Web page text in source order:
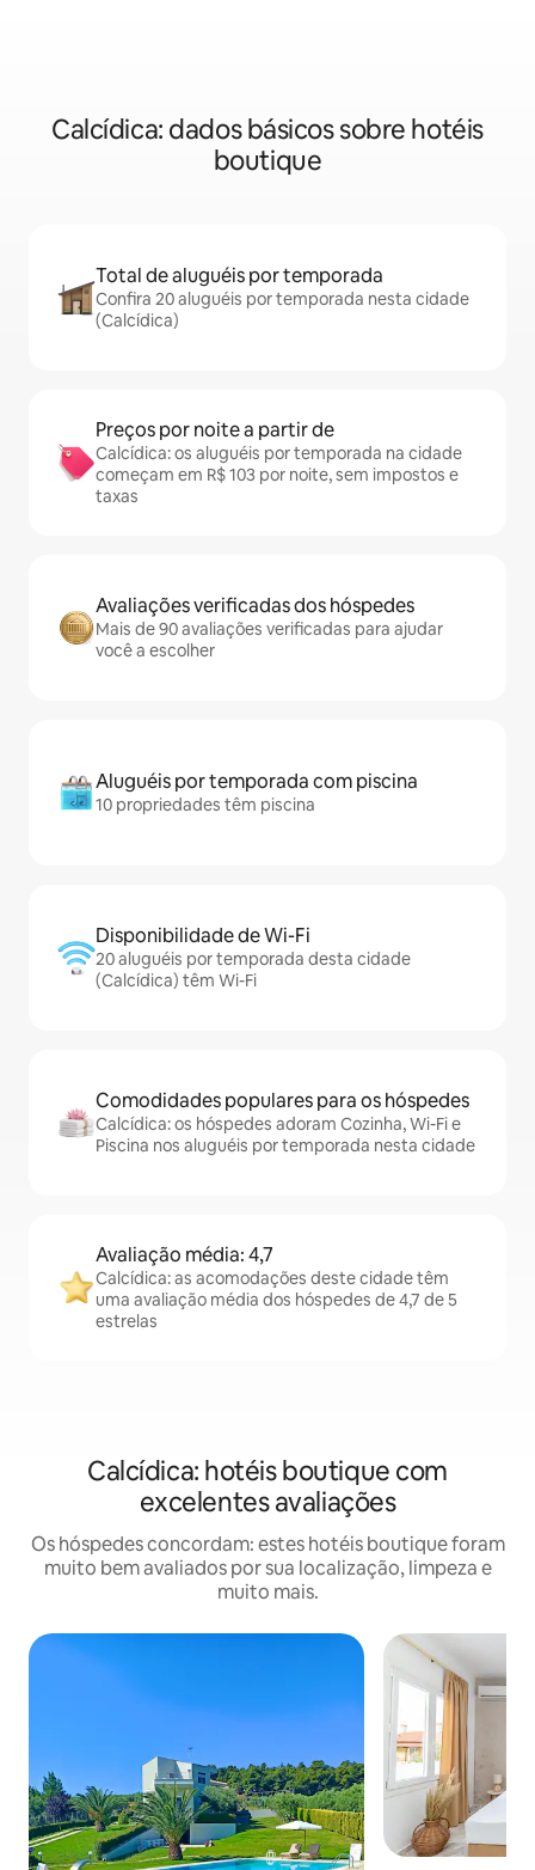
Calcídica: dados básicos sobre hotéis
boutique
Total de aluguéis por temporada
Confira 20 aluguéis por temporada nesta cidade
(Calcídica)
Preços por noite a partir de
Calcídica: os aluguéis por temporada na cidade
começam em R$ 103 por noite, sem impostos e
taxas
Avaliações verificadas dos hóspedes
Mais de 90 avaliações verificadas para ajudar
você a escolher
Aluguéis por temporada com piscina
10 propriedades têm piscina
Disponibilidade de Wi-Fi
20 aluguéis por temporada desta cidade
(Calcídica) têm Wi-Fi
Comodidades populares para os hóspedes
Calcídica: os hóspedes adoram Cozinha, Wi-Fi e
Piscina nos aluguéis por temporada nesta cidade
Avaliação média: 4,7
Calcídica: as acomodações deste cidade têm
uma avaliação média dos hóspedes de 4,7 de 5
estrelas
Calcídica: hotéis boutique com
excelentes avaliações
Os hóspedes concordam: estes hotéis boutique foram
muito bem avaliados por sua localização, limpeza e
muito mais.